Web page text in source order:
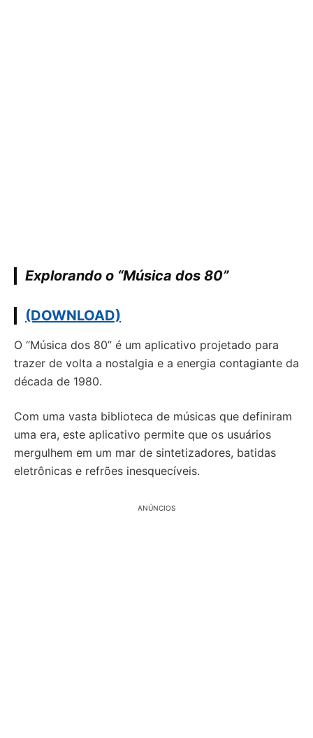
Explorando o “Música dos 80”
(DOWNLOAD)
O “Música dos 80” é um aplicativo projetado para
trazer de volta a nostalgia e a energia contagiante da
década de 1980.
Com uma vasta biblioteca de músicas que definiram
uma era, este aplicativo permite que os usuários
mergulhem em um mar de sintetizadores, batidas
eletrônicas e refrões inesquecíveis.
ANÚNCIOS